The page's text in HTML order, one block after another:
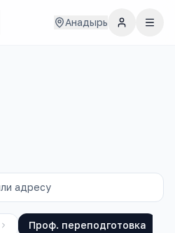
Анадырь
Проф. переподготовка